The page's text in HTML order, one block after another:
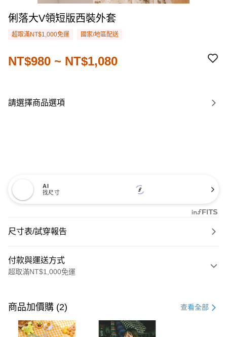
俐落大V領短版西裝外套
超取滿NT$1,000免運 國家/地區配送
NT$980 ~ NT$1,080
請選擇商品選項
AI
找尺寸
尺寸表/試穿報告
付款與運送方式
超取滿NT$1,000免運
信用卡一次付款
購物金
商品加價購 (2) 查看全部